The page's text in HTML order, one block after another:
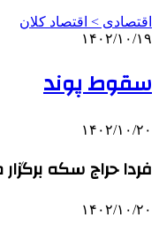
اقتصادی > اقتصاد کلان
۱۴۰۲/۱۰/۱۹
سقوط پوند
۱۴۰۲/۱۰/۲۰
فردا حراج سکه
۱۴۰۲/۱۰/۲۰